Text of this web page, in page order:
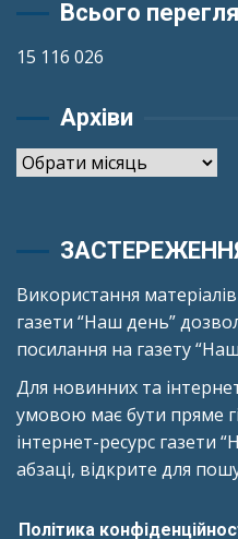
Всього
15 116 026
Архіви
Архіви
Використання
газети “Наш день”
посилання на газету
Для новинних та
умовою має бути пряме
інтернет-ресурс газети
абзаці, відкрите для
Політика